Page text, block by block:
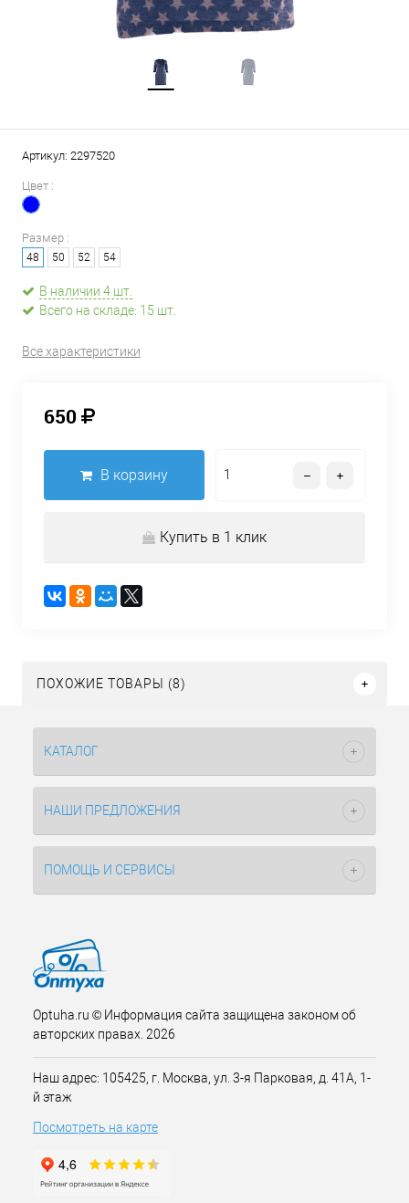
Артикул: 2297520
Цвет :
Размер :
48 50 52 54
В наличии 4 шт.
Всего на складе: 15 шт.
Все характеристики
650
В корзину
Купить в 1 клик
ПОХОЖИЕ ТОВАРЫ (8)
КАТАЛОГ
НАШИ ПРЕДЛОЖЕНИЯ
ПОМОЩЬ И СЕРВИСЫ
Optuha.ru © Информация сайта защищена законом об
авторских правах. 2026
Наш адрес: 105425, г. Москва, ул. 3-я Парковая, д. 41А, 1-
й этаж
Посмотреть на карте